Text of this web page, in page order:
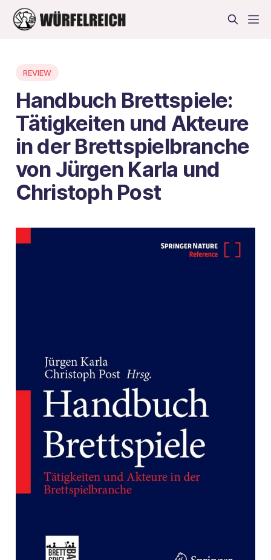
REVIEW
Handbuch Brettspiele:
Tätigkeiten und Akteure
in der Brettspielbranche
von Jürgen Karla und
Christoph Post